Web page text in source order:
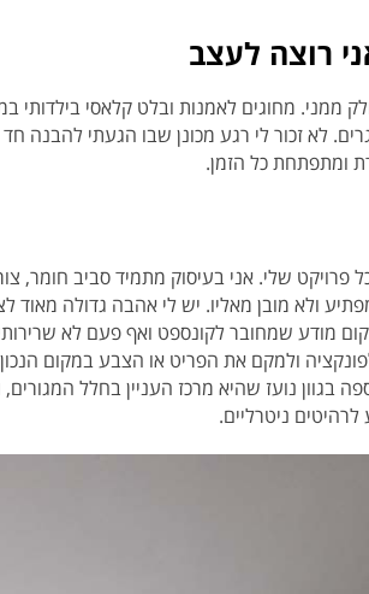
רוצה לעצב
לא זכור לי רגע מכונן שבו הגעתי
ומתפתחת כל הזמן.
פרויקט שלי. אני בעיסוק מתמיד סביב חומר,
ולא מובן מאליו. יש לי אהבה גדולה מאוד
מודע שמחובר לקונספט ואף פעם לא
ולמקם את הפריט או הצבע במקום
בגוון נועז שהיא מרכז העניין בחלל
ניטרליים.